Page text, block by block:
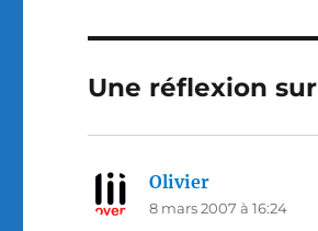
Une réflexion
Olivier
8 mars 2007 à 16:24